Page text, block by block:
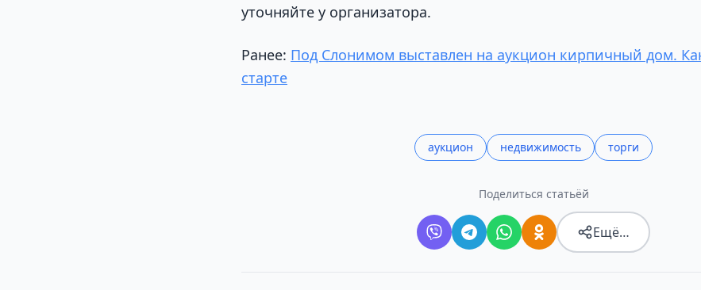
уточняйте у организатора.
Ранее: Под Слонимом выставлен на аукцион кирпичный дом.
старте
аукцион недвижимость торги
Поделиться статьёй
Ещё…